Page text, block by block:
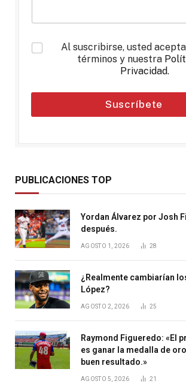
*
Al suscribirse, usted
términos y nuestra
Privacidad.
Suscríbete
PUBLICACIONES TOP
Yordan Álvarez por Josh
después.
AGOSTO 1, 2026 28
¿Realmente cambiarían
López?
AGOSTO 2, 2026 25
Raymond Figueredo: «El
es ganar la medalla de
buen resultado.»
AGOSTO 5, 2026 21